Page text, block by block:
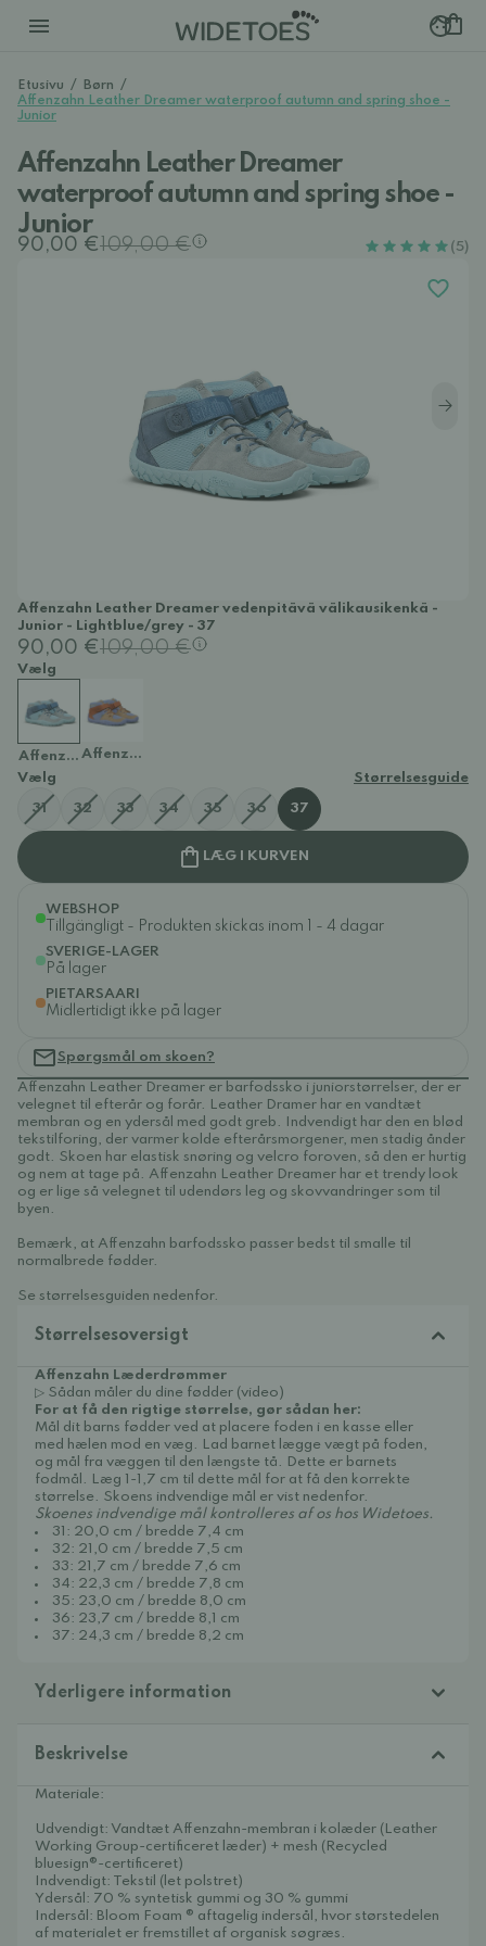
Etusivu / Børn /
Affenzahn Leather Dreamer waterproof autumn and spring shoe -
Junior
Affenzahn Leather Dreamer
waterproof autumn and spring shoe -
Junior
90,00 €109,00 € (5)
Affenzahn Leather Dreamer vedenpitävä välikausikenkä -
Junior - Lightblue/grey - 37
90,00 €109,00 €
Vælg
Affenzahn Leather Dreamer vedenpitävä välikausikenkä -
Affenzahn Leather Dreamer vedenpitävä
Vælg
Størrelsesguide
31 32 33 34 35 36 37
LÆG I KURVEN
WEBSHOP
Tillgängligt - Produkten skickas inom 1 - 4 dagar
SVERIGE-LAGER
På lager
PIETARSAARI
Midlertidigt ikke på lager
Spørgsmål om skoen?
Affenzahn Leather Dreamer er barfodssko i juniorstørrelser, der er
velegnet til efterår og forår. Leather Dramer har en vandtæt
membran og en ydersål med godt greb. Indvendigt har den en blød
tekstilforing, der varmer kolde efterårsmorgener, men stadig ånder
godt. Skoen har elastisk snøring og velcro foroven, så den er hurtig
og nem at tage på. Affenzahn Leather Dreamer har et trendy look
og er lige så velegnet til udendørs leg og skovvandringer som til
byen.
Bemærk, at Affenzahn barfodssko passer bedst til smalle til
normalbrede fødder.
Se størrelsesguiden nedenfor.
Størrelsesoversigt
Affenzahn Læderdrømmer
▷ Sådan måler du dine fødder (video)
For at få den rigtige størrelse, gør sådan her:
Mål dit barns fødder ved at placere foden i en kasse eller
med hælen mod en væg. Lad barnet lægge vægt på foden,
og mål fra væggen til den længste tå. Dette er barnets
fodmål. Læg 1-1,7 cm til dette mål for at få den korrekte
størrelse. Skoens indvendige mål er vist nedenfor.
Skoenes indvendige mål kontrolleres af os hos Widetoes.
31: 20,0 cm / bredde 7,4 cm
32: 21,0 cm / bredde 7,5 cm
33: 21,7 cm / bredde 7,6 cm
34: 22,3 cm / bredde 7,8 cm
35: 23,0 cm / bredde 8,0 cm
36: 23,7 cm / bredde 8,1 cm
37: 24,3 cm / bredde 8,2 cm
Yderligere information
Beskrivelse
Materiale:
Udvendigt: Vandtæt Affenzahn-membran i kolæder (Leather
Working Group-certificeret læder) + mesh (Recycled
bluesign®-certificeret)
Indvendigt: Tekstil (let polstret)
Ydersål: 70 % syntetisk gummi og 30 % gummi
Indersål: Bloom Foam ® aftagelig indersål, hvor størstedelen
af materialet er fremstillet af organisk søgræs.